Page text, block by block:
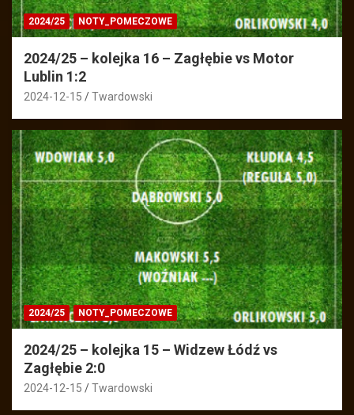
2024/25 NOTY_POMECZOWE
2024/25 – kolejka 16 – Zagłębie vs Motor
Lublin 1:2
2024-12-15 Twardowski
2024/25 NOTY_POMECZOWE
2024/25 – kolejka 15 – Widzew Łódź vs
Zagłębie 2:0
2024-12-15 Twardowski